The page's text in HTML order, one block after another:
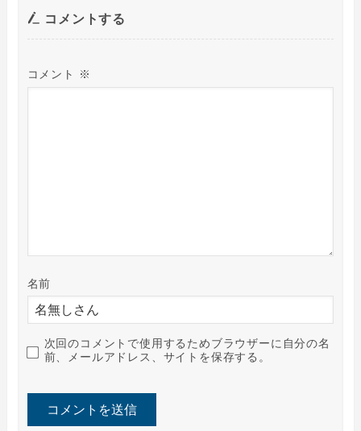
コメントする
コメント ※
名前
次回のコメントで使用するためブラウザーに自分の名
前、メールアドレス、サイトを保存する。